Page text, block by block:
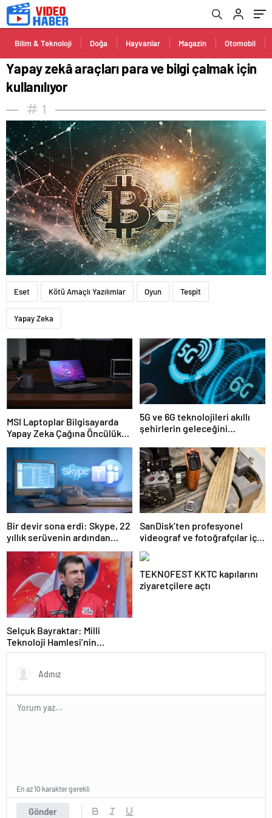
Bilim & Teknoloji Doğa Hayvanlar Magazin Otomobil
Yapay zekâ araçları para ve bilgi çalmak için
kullanılıyor
1
Eset Kötü Amaçlı Yazılımlar Oyun Tespit
Yapay Zeka
MSI Laptoplar Bilgisayarda
Yapay Zeka Çağına Öncülük
Ediyor
5G ve 6G teknolojileri akıllı
şehirlerin geleceğini
Bir devir sona erdi: Skype, 22
yıllık serüvenin ardından
kapatıldı
SanDisk’ten profesyonel
videograf ve fotoğrafçılar için
yeni depolama çözümleri
Selçuk Bayraktar: Milli
Teknoloji Hamlesi’nin
meydanı
TEKNOFEST KKTC kapılarını
ziyaretçilere açtı
Gönder
En az 10 karakter gerekli